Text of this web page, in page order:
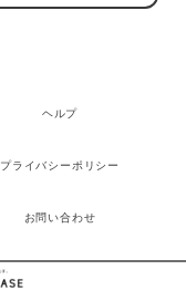
ヘルプ
プライバシーポリシー
お問い合わせ